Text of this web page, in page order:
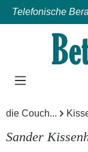
Zum Hauptinhalt
Telefonische
die Couch...
Sander